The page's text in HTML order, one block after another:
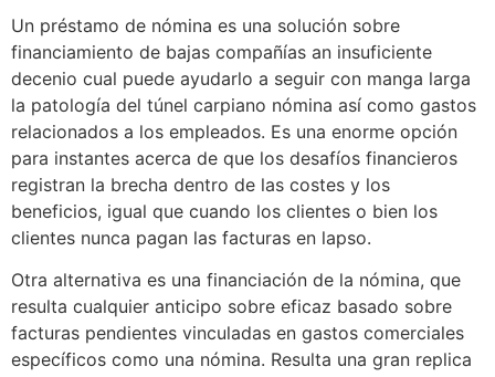
Un préstamo de nómina es una solución sobre
financiamiento de bajas compañías an insuficiente
decenio cual puede ayudarlo a seguir con manga larga
la patologí­a del túnel carpiano nómina así­ como gastos
relacionados a los empleados. Es una enorme opción
para instantes acerca de que los desafíos financieros
registran la brecha dentro de las costes y los
beneficios, igual que cuando los clientes o bien los
clientes nunca pagan las facturas en lapso.
Otra alternativa es una financiación de la nómina, que
resulta cualquier anticipo sobre eficaz basado sobre
facturas pendientes vinculadas en gastos comerciales
específicos como una nómina. Resulta una gran replica